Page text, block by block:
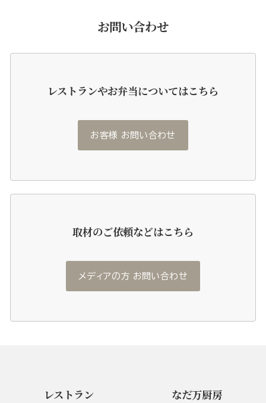
お問い合わせ
レストランやお弁当についてはこちら
お客様 お問い合わせ
取材のご依頼などはこちら
メディアの方 お問い合わせ
レストラン なだ万厨房